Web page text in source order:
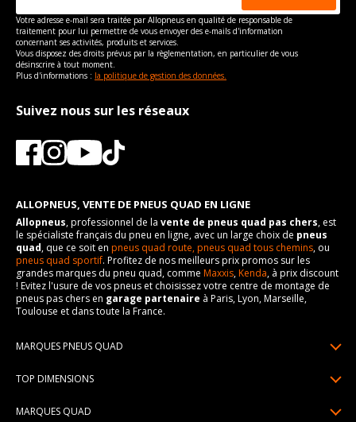
Votre adresse e-mail sera traitée par Allopneus en qualité de responsable de
traitement pour lui permettre de vous envoyer des e-mails d'information
concernant ses activités, produits et services.
Vous disposez des droits prévus par la règlementation, en particulier de vous
désinscrire à tout moment.
Plus d'informations : la politique de gestion des données.
Suivez nous sur les réseaux
ALLOPNEUS, VENTE DE PNEUS QUAD EN LIGNE
Allopneus, professionnel de la vente de pneus quad pas chers, est
le spécialiste français du pneu en ligne, avec un large choix de pneus
quad, que ce soit en pneus quad route,pneus quad tous chemins, ou
pneus quad sportif. Profitez de nos meilleurs prix promos sur les
grandes marques du pneu quad, comme Maxxis,Kenda, à prix discount
! Evitez l'usure de vos pneus et choisissez votre centre de montage de
pneus pas chers en garage partenaire à Paris, Lyon, Marseille,
Toulouse et dans toute la France.
MARQUES PNEUS QUAD
Pneus BKT
TOP DIMENSIONS
MARQUES QUAD